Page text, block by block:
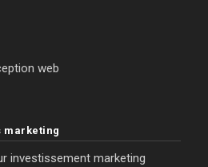
web
investissement marketing